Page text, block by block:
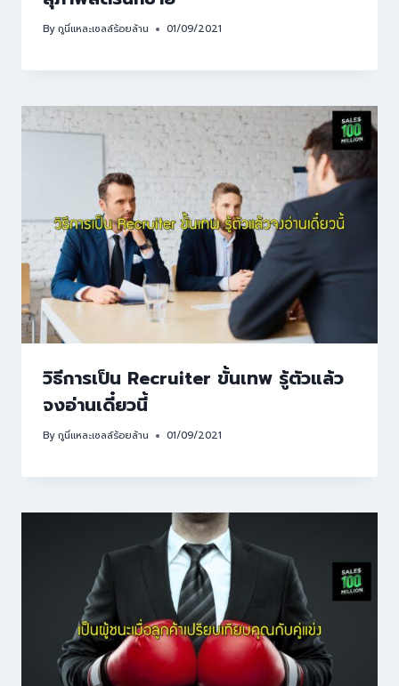
Byกูนี่แหละเซลล์ร้อยล้าน 01/09/2021
วิธีการเป็น Recruiter ขั้นเทพ รู้ตัวแล้ว
จงอ่านเดี๋ยวนี้
Byกูนี่แหละเซลล์ร้อยล้าน 01/09/2021